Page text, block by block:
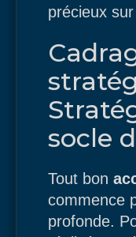
précieux
socle
Tout bon
commence
profonde.